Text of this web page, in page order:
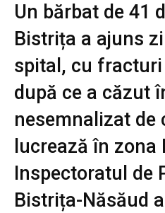
Un bărbat de 41
Bistrița a ajuns
spital, cu
după ce a căzut
nesemnalizat de
lucrează în zona
Inspectoratul de
Bistrița-Năsăud